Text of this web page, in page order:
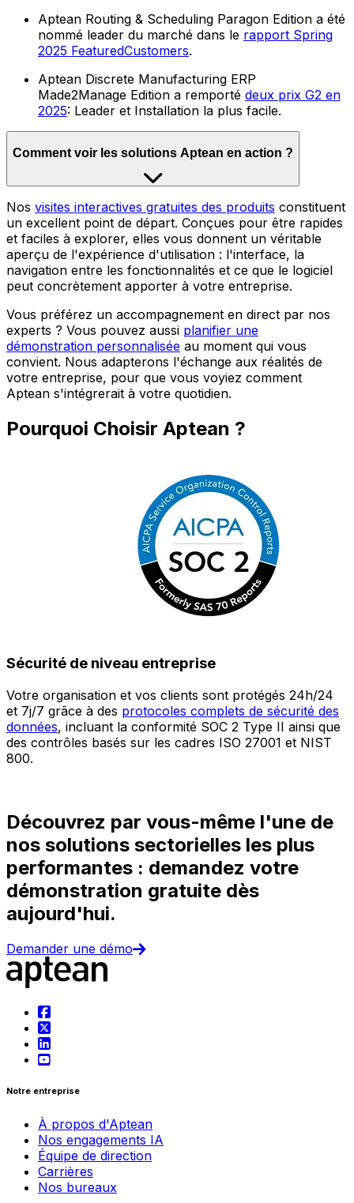
Aptean Routing & Scheduling Paragon Edition a été
nommé leader du marché dans le rapport Spring
2025 FeaturedCustomers.
Aptean Discrete Manufacturing ERP
Made2Manage Edition a remporté deux prix G2 en
2025: Leader et Installation la plus facile.
Comment voir les solutions Aptean en action ?
Nos visites interactives gratuites des produits constituent
un excellent point de départ. Conçues pour être rapides
et faciles à explorer, elles vous donnent un véritable
aperçu de l'expérience d'utilisation : l'interface, la
navigation entre les fonctionnalités et ce que le logiciel
peut concrètement apporter à votre entreprise.
Vous préférez un accompagnement en direct par nos
experts ? Vous pouvez aussi planifier une
démonstration personnalisée au moment qui vous
convient. Nous adapterons l'échange aux réalités de
votre entreprise, pour que vous voyiez comment
Aptean s'intégrerait à votre quotidien.
Pourquoi Choisir Aptean ?
Sécurité de niveau entreprise
Votre organisation et vos clients sont protégés 24h/24
et 7j/7 grâce à des protocoles complets de sécurité des
données, incluant la conformité SOC 2 Type II ainsi que
des contrôles basés sur les cadres ISO 27001 et NIST
800.
Découvrez par vous-même l'une de
nos solutions sectorielles les plus
performantes : demandez votre
démonstration gratuite dès
aujourd'hui.
Demander une démo
Notre entreprise
À propos d'Aptean
Nos engagements IA
Équipe de direction
Carrières
Nos bureaux